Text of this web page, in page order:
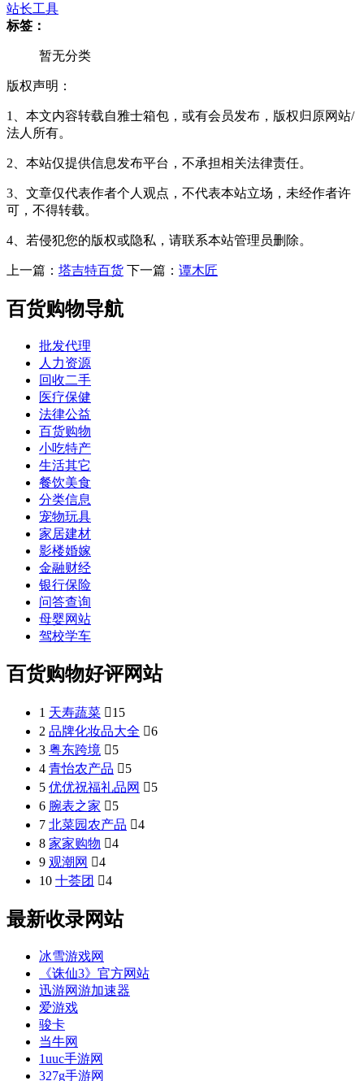
站长工具
标签：
暂无分类
版权声明：
1、本文内容转载自雅士箱包，或有会员发布，版权归原网站/
法人所有。
2、本站仅提供信息发布平台，不承担相关法律责任。
3、文章仅代表作者个人观点，不代表本站立场，未经作者许
可，不得转载。
4、若侵犯您的版权或隐私，请联系本站管理员删除。
上一篇： 塔吉特百货 下一篇： 谭木匠
百货购物导航
批发代理
人力资源
回收二手
医疗保健
法律公益
百货购物
小吃特产
生活其它
餐饮美食
分类信息
宠物玩具
家居建材
影楼婚嫁
金融财经
银行保险
问答查询
母婴网站
驾校学车
百货购物好评网站
1 天寿蔬菜 15
2 品牌化妆品大全 6
3 粤东跨境 5
4 青怡农产品 5
5 优优祝福礼品网 5
6 腕表之家 5
7 北菜园农产品 4
8 家家购物 4
9 观潮网 4
10 十荟团 4
最新收录网站
冰雪游戏网
《诛仙3》官方网站
迅游网游加速器
爱游戏
骏卡
当牛网
1uuc手游网
327g手游网